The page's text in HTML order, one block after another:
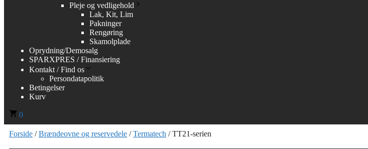
Pleje og vedligehold
Lak, Kit, Lim
Pakninger
Rengøring
Skamolplade
Oprydning/Demosalg
SPARXPRES / Finansiering
Kontakt / Find os
Persondatapolitik
Betingelser
Kurv
0
Forside /Brændeovne og reservedele /Termatech / TT21-serien